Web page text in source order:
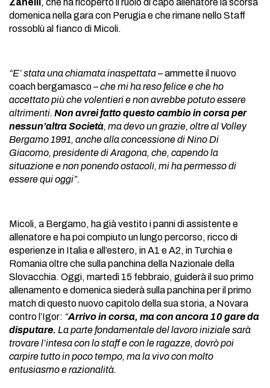
Zanelli
, che ha ricoperto il ruolo di capo allenatore la scorsa
domenica nella gara con Perugia e che rimane nello Staff
rossoblù al fianco di Micoli.
“E’ stata una chiamata inaspettata– ammette il nuovo
coach bergamasco –che mi ha reso felice e che ho
accettato più che volentieri e non avrebbe potuto essere
altrimenti. Non avrei fatto questo cambio in corsa per
nessun’altra Società, ma devo un grazie, oltre al Volley
Bergamo 1991, anche alla concessione di Nino Di
Giacomo, presidente di Aragona, che, capendo la
situazione e non ponendo ostacoli, mi ha permesso di
essere qui oggi”.
Micoli, a Bergamo, ha già vestito i panni di assistente e
allenatore e ha poi compiuto un lungo percorso, ricco di
esperienze in Italia e all’estero, in A1 e A2, in Turchia e
Romania oltre che sulla panchina della Nazionale della
Slovacchia. Oggi, martedì 15 febbraio, guiderà il suo primo
allenamento e domenica siederà sulla panchina per il primo
match di questo nuovo capitolo della sua storia, a Novara
contro l’Igor: “Arrivo in corsa, ma con ancora 10 gare da
disputare. La parte fondamentale del lavoro iniziale sarà
trovare l’intesa con lo staff e con le ragazze, dovrò poi
carpire tutto in poco tempo, ma la vivo con molto
entusiasmo e razionalità.